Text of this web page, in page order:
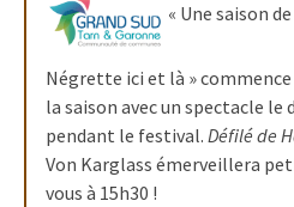
« Une saison
Négrette ici et là »
la saison avec un spectacle
pendant le festival. Défilé de
Von Karglass émerveillera
vous à 15h30 !